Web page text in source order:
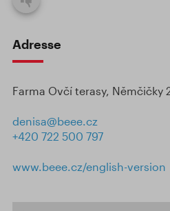
Adresse
Farma Ovčí terasy, Němčičky
denisa@beee.cz
+420 722 500 797
www.beee.cz/english-version